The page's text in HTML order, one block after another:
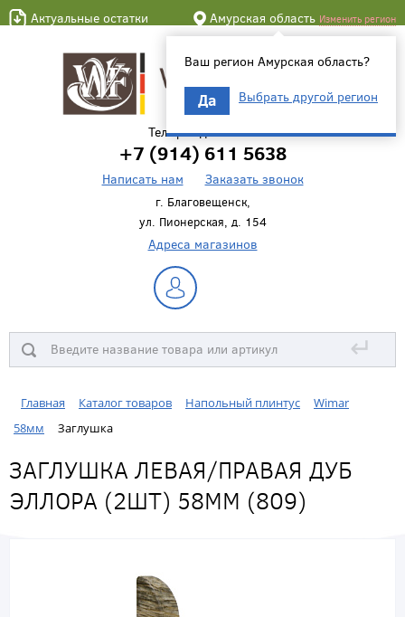
Актуальные остатки Амурская область Изменить регион
Ваш регион Амурская область?
Да Выбрать другой регион
Телефон для связи
+7 (914) 611 5638
Написать нам Заказать звонок
г. Благовещенск,
ул. Пионерская, д. 154
Адреса магазинов
↵
Главная Каталог товаров Напольный плинтус
Wimar
58мм
Заглушка
ЗАГЛУШКА ЛЕВАЯ/ПРАВАЯ ДУБ
ЭЛЛОРА (2ШТ) 58ММ (809)